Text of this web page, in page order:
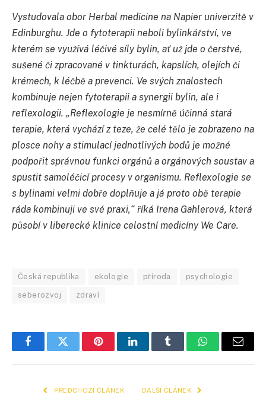
Vystudovala obor Herbal medicine na Napier univerzitě v
Edinburghu. Jde o fytoterapii neboli bylinkářství, ve
kterém se využívá léčivé síly bylin, ať už jde o čerstvé,
sušené či zpracované v tinkturách, kapslích, olejích či
krémech, k léčbě a prevenci. Ve svých znalostech
kombinuje nejen fytoterapii a synergii bylin, ale i
reflexologii. „Reflexologie je nesmírně účinná stará
terapie, která vychází z teze, že celé tělo je zobrazeno na
plosce nohy a stimulací jednotlivých bodů je možné
podpořit správnou funkci orgánů a orgánových soustav a
spustit samoléčicí procesy v organismu. Reflexologie se
s bylinami velmi dobře doplňuje a já proto obě terapie
ráda kombinuji ve své praxi,“ říká Irena Gahlerová, která
působí v liberecké klinice celostní medicíny We Care.
Česká republika ekologie příroda psychologie
seberozvoj zdraví
FacebookTwitter PinterestLinkedInTumblr WhatsApp
E-
PŘEDCHOZÍ ČLÁNEK DALŠÍ ČLÁNEK